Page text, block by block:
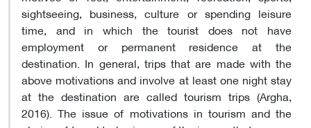
sightseeing, business, culture or spending leisure
time, and in which the tourist does not have
employment or permanent residence at the
destination. In general, trips that are made with the
above motivations and involve at least one night stay
at the destination are called tourism trips (Argha,
2016). The issue of motivations in tourism and the